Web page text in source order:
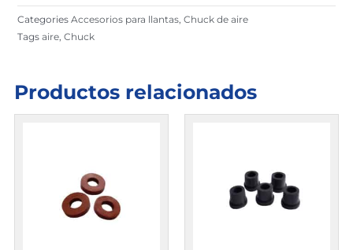
Categories Accesorios para llantas ,Chuck de aire
Tags aire ,Chuck
Productos relacionados